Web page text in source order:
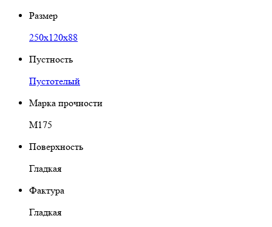
Размер
250х120х88
Пустность
Пустотелый
Марка прочности
М175
Поверхность
Гладкая
Фактура
Гладкая